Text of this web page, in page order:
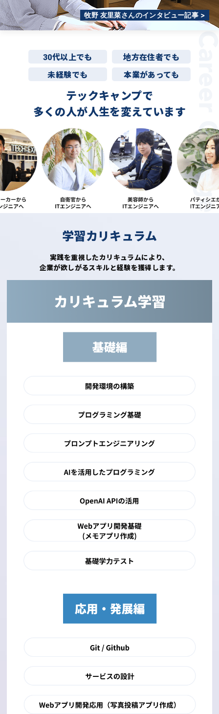
牧野 友里菜さんのインタビュー記事 >
30代以上でも
地方在住者でも
未経験でも
本業があっても
テックキャンプで
多くの人が人生を変えています
学習カリキュラム
実践を重視したカリキュラムにより、
企業が欲しがるスキルと経験を獲得します。